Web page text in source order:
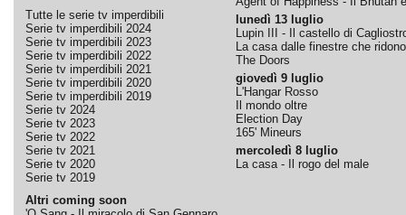
Tutte le serie tv imperdibili
Serie tv imperdibili 2024
Serie tv imperdibili 2023
Serie tv imperdibili 2022
Serie tv imperdibili 2021
Serie tv imperdibili 2020
Serie tv imperdibili 2019
Serie tv 2024
Serie tv 2023
Serie tv 2022
Serie tv 2021
Serie tv 2020
Serie tv 2019
Altri coming soon
lunedì 13 luglio
Lupin III - Il castello di
La casa dalle finestre che ridono
The Doors
giovedì 9 luglio
L'Hangar Rosso
Il mondo oltre
Election Day
165' Mineurs
mercoledì 8 luglio
La casa - Il rogo del male